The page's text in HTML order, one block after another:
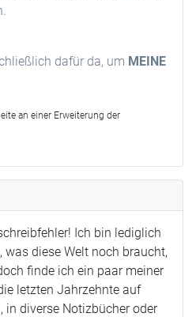
dafür da, um MEINE
an einer Erweiterung der
Ich bin lediglich
was diese Welt noch braucht,
finde ich ein paar meiner
letzten Jahrzehnte auf
in diverse Notizbücher oder